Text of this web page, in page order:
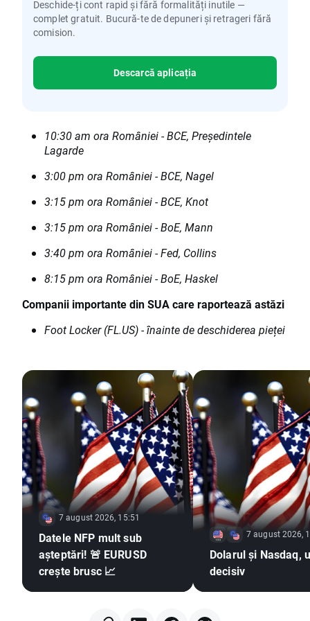
Deschide-ți cont rapid și fără formalități inutile —
complet gratuit. Bucură-te de depuneri și retrageri fără
comision.
Descarcă aplicația
10:30 am ora României - BCE, Președintele
Lagarde
3:00 pm ora României - BCE, Nagel
3:15 pm ora României - BCE, Knot
3:15 pm ora României - BoE, Mann
3:40 pm ora României - Fed, Collins
8:15 pm ora României - BoE, Haskel
Companii importante din SUA care raportează astăzi
Foot Locker (FL.US) - înainte de deschiderea pieței
7 august 2026, 15:51
Datele NFP mult sub
așteptări! 🚨 EURUSD
crește brusc 📈
7 august 2026,
Dolarul și Nasdaq,
decisiv